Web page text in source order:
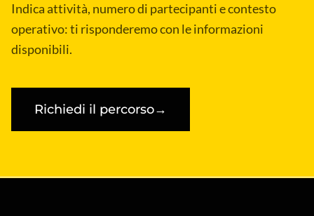
Indica attività, numero di partecipanti e contesto
operativo: ti risponderemo con le informazioni
disponibili.
Richiedi il percorso→